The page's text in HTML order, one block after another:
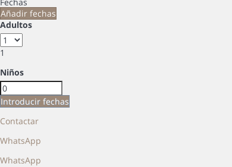
Añadir fechas
Adultos
1
Niños
Introducir fechas
Contactar
WhatsApp
WhatsApp